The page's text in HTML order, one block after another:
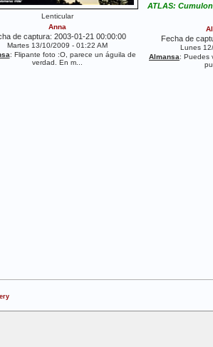
Lenticular
Anna
de captura: 2003-01-21 00:00:00
Martes 13/10/2009 - 01:22 AM
: Flipante foto :O, parece un águila de
verdad. En m...
ATLAS:
Fecha de
Lunes
Almansa: Puedes